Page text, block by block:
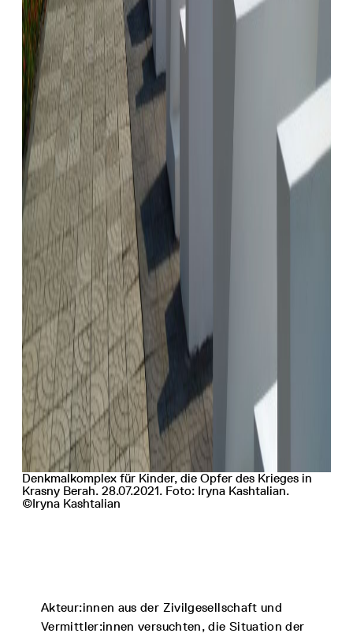
Denkmalkomplex für Kinder, die Opfer des Krieges in
Krasny Berah. 28.07.2021. Foto: Iryna Kashtalian.
©Iryna Kashtalian
Akteur:innen aus der Zivilgesellschaft und
Vermittler:innen versuchten, die Situation der